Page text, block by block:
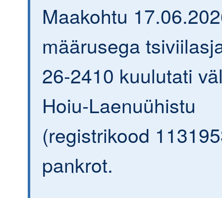
Maakohtu
määrusega
26-2410 kuulutati
Hoiu-Laenuühistu
(registrikood
pankrot.